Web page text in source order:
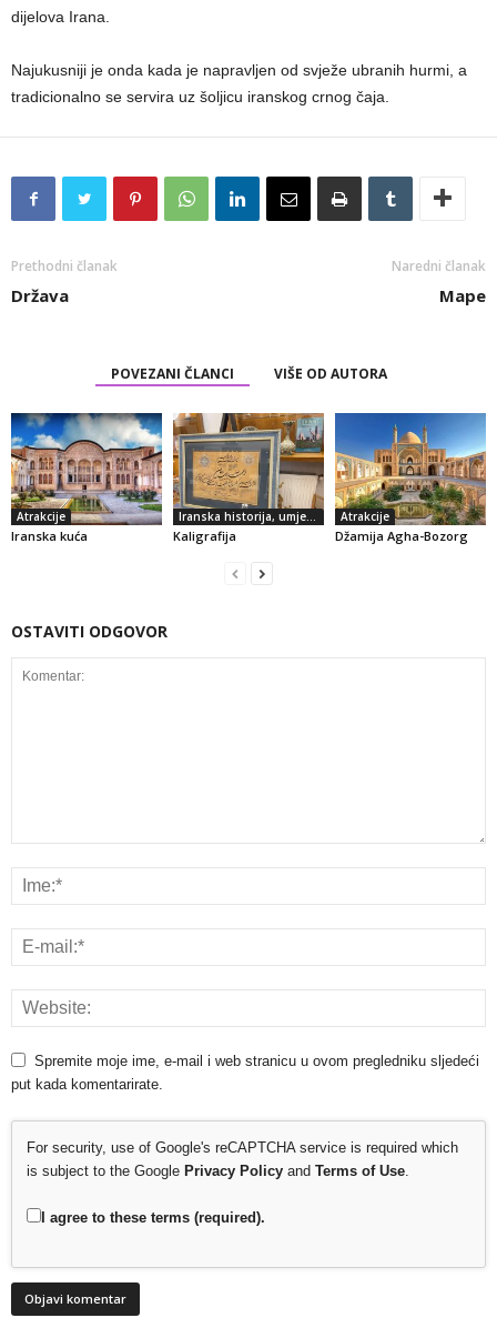
dijelova Irana.
Najukusniji je onda kada je napravljen od svježe ubranih hurmi, a
tradicionalno se servira uz šoljicu iranskog crnog čaja.
Prethodni članak
Država
Naredni članak
Mape
POVEZANI ČLANCI VIŠE OD AUTORA
Atrakcije
Iranska kuća
Iranska historija, umjetnost i kultura
Kaligrafija
Atrakcije
Džamija Agha-Bozorg
OSTAVITI ODGOVOR
Spremite moje ime, e-mail i web stranicu u ovom pregledniku sljedeći
put kada komentarirate.
For security, use of Google's reCAPTCHA service is required which
is subject to the Google Privacy Policy and Terms of Use.
I agree to these terms (required).